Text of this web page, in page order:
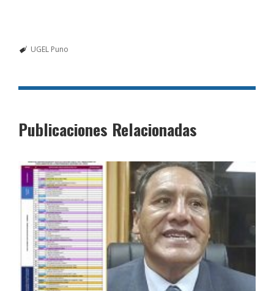
UGEL Puno
Publicaciones Relacionadas